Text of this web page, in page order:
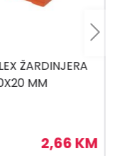
PODMETAČEM
FI25 BIJELA
3,14 KM